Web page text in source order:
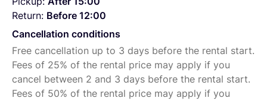
atténués, pour des vidéos fluides de qualité
Bénéficiez de 10% de réduction sur votre panier si vous
avez besoin d'objectifs ou d'accessoires
supplémentaires. Le code sera envoyé par messagerie
lors de la validation de votre commande.
Return: Before 12:00
Cancellation conditions
Free cancellation up to 3 days before the rental start.
Fees of 25% of the rental price may apply if you
cancel between 2 and 3 days before the rental start.
Fees of 50% of the rental price may apply if you